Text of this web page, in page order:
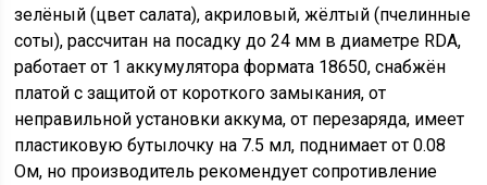
зелёный (цвет салата), акриловый, жёлтый (пчелинные
соты), рассчитан на посадку до 24 мм в диаметре RDA,
работает от 1 аккумулятора формата 18650, снабжён
платой с защитой от короткого замыкания, от
неправильной установки аккума, от перезаряда, имеет
пластиковую бутылочку на 7.5 мл, поднимает от 0.08
Ом, но производитель рекомендует сопротивление